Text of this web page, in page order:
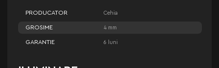
PRODUCATOR Cehia
GROSIME 4 mm
GARANTIE 6 luni